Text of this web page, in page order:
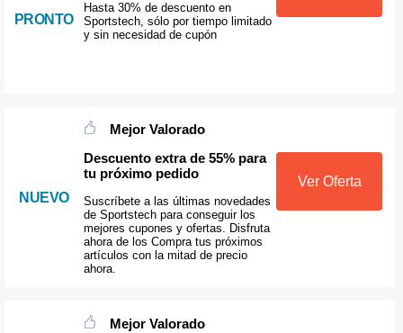
PRONTO
Hasta 30% de descuento en
Sportstech, sólo por tiempo limitado
y sin necesidad de cupón
NUEVO
Mejor Valorado
Descuento extra de 55% para
tu próximo pedido
Suscríbete a las últimas novedades
de Sportstech para conseguir los
mejores cupones y ofertas. Disfruta
ahora de los Compra tus próximos
artículos con la mitad de precio
ahora.
Ver Oferta
Mejor Valorado